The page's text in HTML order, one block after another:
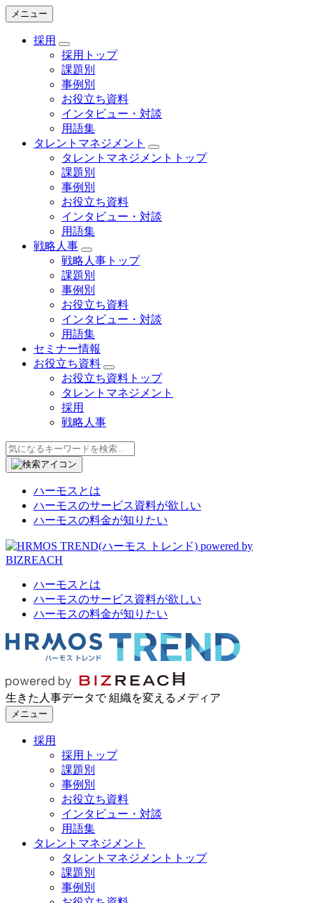
メニュー
採用
採用トップ
課題別
事例別
お役立ち資料
インタビュー・対談
用語集
タレントマネジメント
タレントマネジメントトップ
課題別
事例別
お役立ち資料
インタビュー・対談
用語集
戦略人事
戦略人事トップ
課題別
事例別
お役立ち資料
インタビュー・対談
用語集
セミナー情報
お役立ち資料
お役立ち資料トップ
タレントマネジメント
採用
戦略人事
ハーモスとは
ハーモスのサービス資料が欲しい
ハーモスの料金が知りたい
ハーモスとは
ハーモスのサービス資料が欲しい
ハーモスの料金が知りたい
生きた人事データで 組織を変えるメディア
メニュー
採用
採用トップ
課題別
事例別
お役立ち資料
インタビュー・対談
用語集
タレントマネジメント
タレントマネジメントトップ
課題別
事例別